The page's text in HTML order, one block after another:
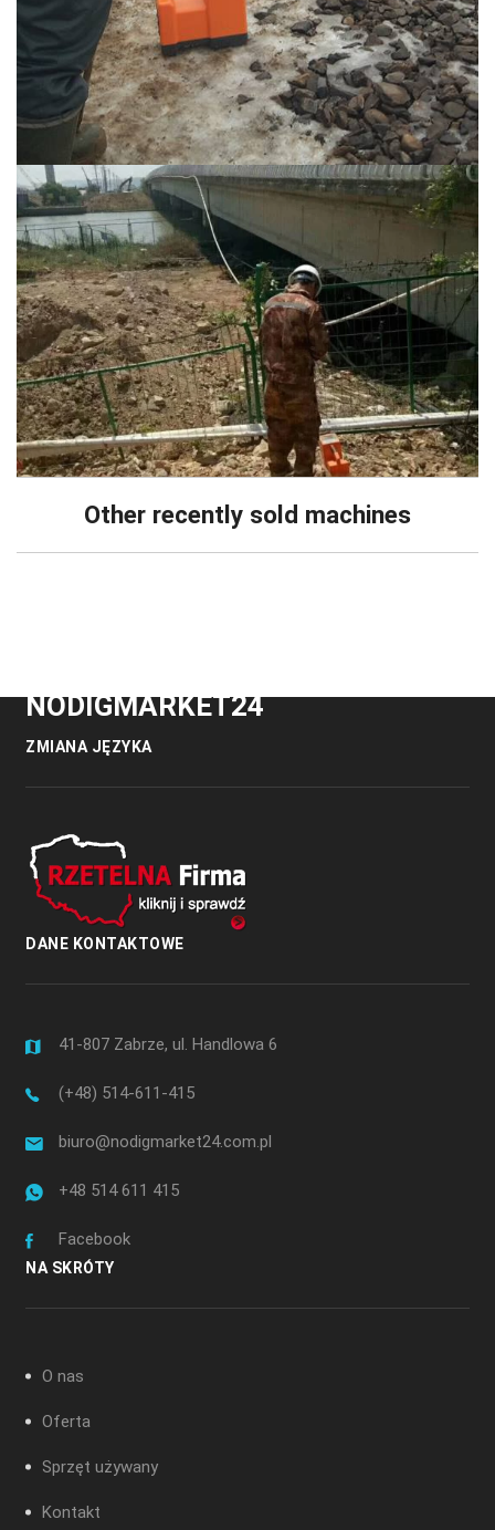
Other recently sold machines
NODIGMARKET24
ZMIANA JĘZYKA
DANE KONTAKTOWE
41-807 Zabrze, ul. Handlowa 6
(+48) 514-611-415
biuro@nodigmarket24.com.pl
+48 514 611 415
Facebook
NA SKRÓTY
O nas
Oferta
Sprzęt używany
Kontakt